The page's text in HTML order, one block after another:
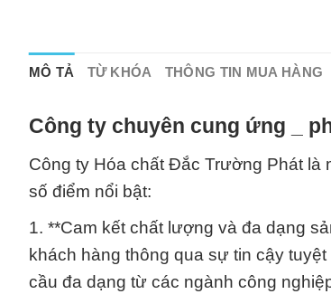
MÔ TẢ TỪ KHÓA THÔNG TIN MUA HÀNG
Công ty chuyên cung ứng _
Công ty Hóa chất Đắc Trường Phát là
số điểm nổi bật:
1. **Cam kết chất lượng và đa dạng
khách hàng thông qua sự tin cậy
cầu đa dạng từ các ngành công